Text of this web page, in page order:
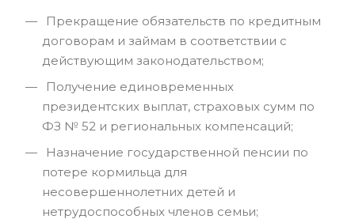
Прекращение обязательств по кредитным
договорам и займам в соответствии с
действующим законодательством;
Получение единовременных
президентских выплат, страховых сумм по
ФЗ № 52 и региональных компенсаций;
Назначение государственной пенсии по
потере кормильца для
несовершеннолетних детей и
нетрудоспособных членов семьи;